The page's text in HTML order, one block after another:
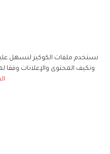
نستخدم ملفات الكوكيز لنسهل
ونكيف المحتوى والإعلانات وفقا